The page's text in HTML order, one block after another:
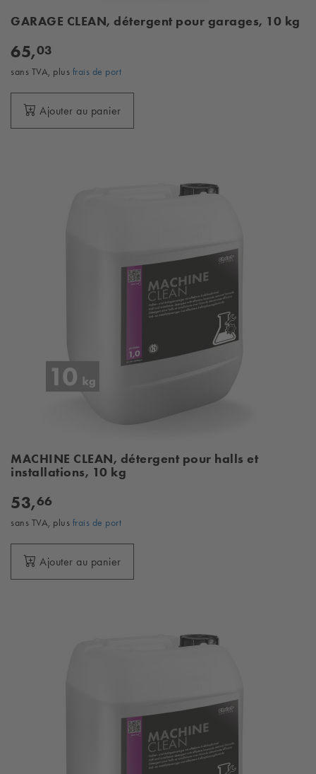
GARAGE CLEAN, détergent pour garages, 10 kg
65,03
sans TVA, plus frais de port
Ajouter au panier
MACHINE CLEAN, détergent pour halls et
installations, 10 kg
53,66
sans TVA, plus frais de port
Ajouter au panier